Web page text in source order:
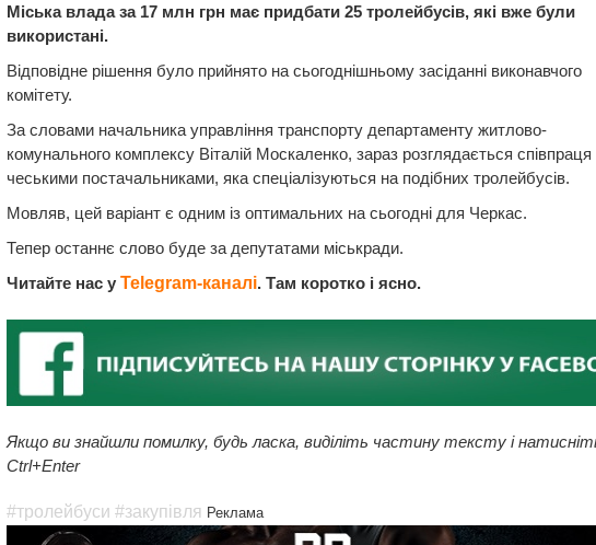
Міська влада за 17 млн грн має придбати 25 тролейбусів, які вже були
використані.
Відповідне рішення було прийнято на сьогоднішньому засіданні виконавчого
комітету.
За словами начальника управління транспорту департаменту житлово-
комунального комплексу Віталій Москаленко, зараз розглядається співпраця
чеськими постачальниками, яка спеціалізуються на подібних тролейбусів.
Мовляв, цей варіант є одним із оптимальних на сьогодні для Черкас.
Тепер останнє слово буде за депутатами міськради.
Читайте нас у Telegram-каналі. Там коротко і ясно.
Якщо ви знайшли помилку, будь ласка, виділіть частину тексту і
Ctrl+Enter
#тролейбуси #закупівля Реклама